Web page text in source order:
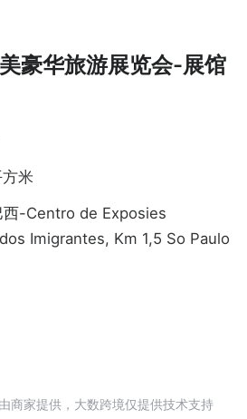
豪华旅游展览会-展馆
米
西-Centro de Exposies
Imigrantes, Km 1,5 So Paulo
商家提供，大数跨境仅提供技术支持